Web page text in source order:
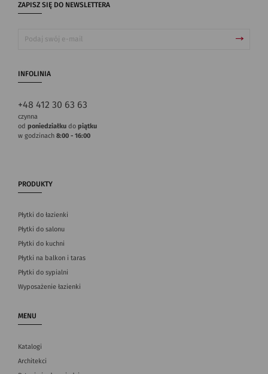
ZAPISZ SIĘ DO NEWSLETTERA
INFOLINIA
+48 412 30 63 63
czynna
od poniedziałku do piątku
w godzinach 8:00 - 16:00
PRODUKTY
Płytki do łazienki
Płytki do salonu
Płytki do kuchni
Płytki na balkon i taras
Płytki do sypialni
Wyposażenie łazienki
MENU
Katalogi
Architekci